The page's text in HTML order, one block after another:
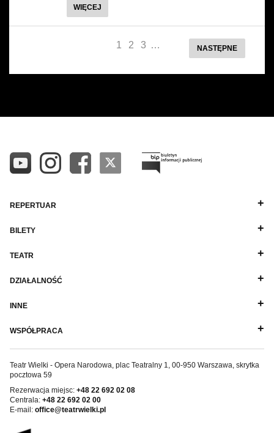
WIĘCEJ
1 2 3 … NASTĘPNE
REPERTUAR
BILETY
TEATR
DZIAŁALNOŚĆ
INNE
WSPÓŁPRACA
Teatr Wielki - Opera Narodowa, plac Teatralny 1, 00-950 Warszawa, skrytka
pocztowa 59
Rezerwacja miejsc: +48 22 692 02 08
Centrala: +48 22 692 02 00
E-mail: office@teatrwielki.pl